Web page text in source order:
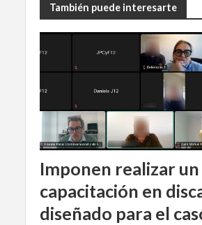
También puede interesarte
Imponen realizar
capacitación en
diseñado para el